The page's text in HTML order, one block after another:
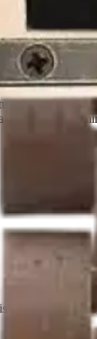
-versiot
aina
Tilaa oma
muuten